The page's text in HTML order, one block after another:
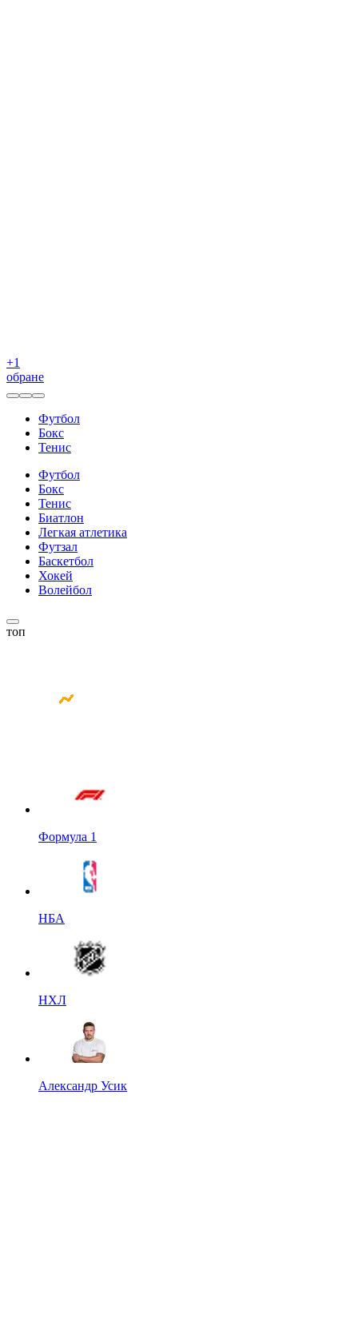
+1
обране
Футбол
Бокс
Тенис
Футбол
Бокс
Тенис
Биатлон
Легкая атлетика
Футзал
Баскетбол
Хокей
Волейбол
топ
Формула 1
НБА
НХЛ
Александр Усик